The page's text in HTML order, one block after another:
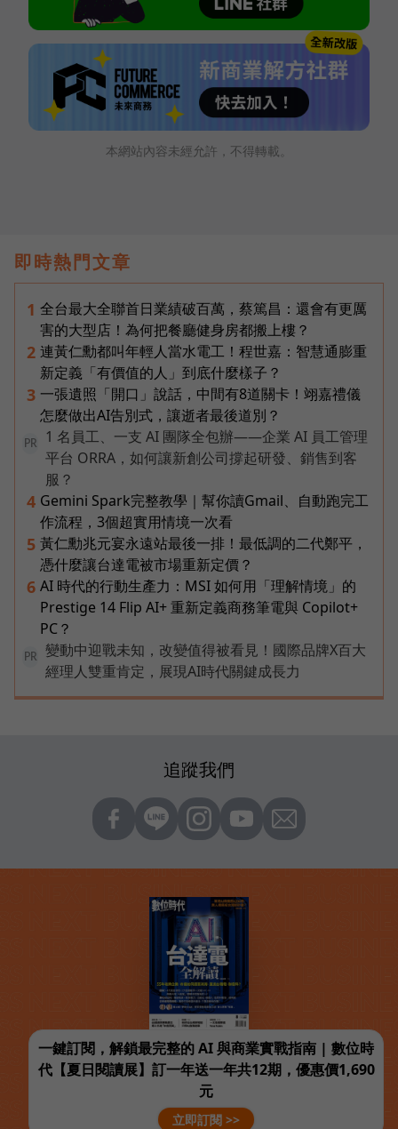
本網站內容未經允許，不得轉載。
即時熱門文章
1 全台最大全聯首日業績破百萬，蔡篤昌：還會有更厲
害的大型店！為何把餐廳健身房都搬上樓？
2 連黃仁勳都叫年輕人當水電工！程世嘉：智慧通膨重
新定義「有價值的人」到底什麼樣子？
3 一張遺照「開口」說話，中間有8道關卡！翊嘉禮儀
怎麼做出AI告別式，讓逝者最後道別？
PR
1 名員工、一支 AI 團隊全包辦——企業 AI 員工管理
平台 ORRA，如何讓新創公司撐起研發、銷售到客
服？
4 Gemini Spark完整教學｜幫你讀Gmail、自動跑完工
作流程，3個超實用情境一次看
5 黃仁勳兆元宴永遠站最後一排！最低調的二代鄭平，
憑什麼讓台達電被市場重新定價？
6 AI 時代的行動生產力：MSI 如何用「理解情境」的
Prestige 14 Flip AI+ 重新定義商務筆電與 Copilot+
PC？
PR
變動中迎戰未知，改變值得被看見！國際品牌X百大
經理人雙重肯定，展現AI時代關鍵成長力
追蹤我們
一鍵訂閱，解鎖最完整的 AI 與商業實戰指南 | 數位時
代【夏日閱讀展】訂一年送一年共12期，優惠價1,690
元
立即訂閱 >>